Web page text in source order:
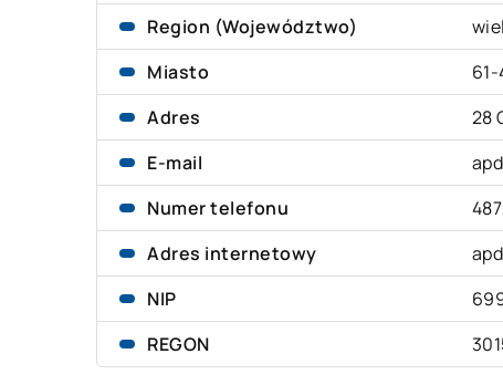
Region (Województwo)
Miasto
Adres
28
E-mail
Numer telefonu
Adres internetowy
NIP
REGON